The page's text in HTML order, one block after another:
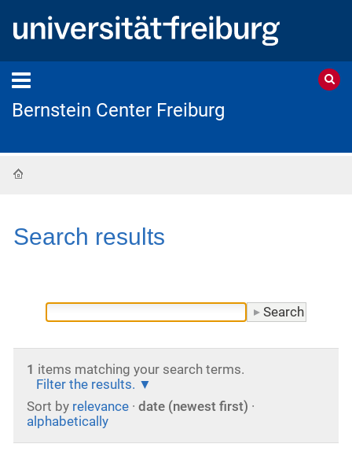
Bernstein Center Freiburg
Search results
1 items matching your search terms.
Filter the results.
Sort by relevance · date (newest first) ·
alphabetically